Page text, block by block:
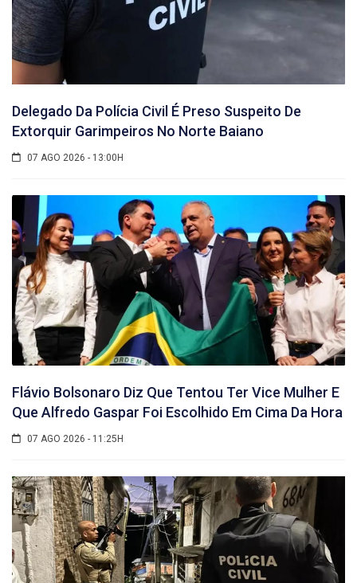
Delegado Da Polícia Civil É Preso Suspeito De
Extorquir Garimpeiros No Norte Baiano
07 AGO 2026 - 13:00H
Flávio Bolsonaro Diz Que Tentou Ter Vice Mulher E
Que Alfredo Gaspar Foi Escolhido Em Cima Da Hora
07 AGO 2026 - 11:25H